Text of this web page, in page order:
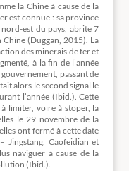
la Chine à cause de la
est connue : sa province
est du pays, abrite 7
(Duggan, 2015). La
des minerais de fer et
à la fin de l’année
passant de
alors le second signal le
l’année (Ibid.). Cette
limiter, voire à stoper, la
le 29 novembre de la
ont fermé à cette date
Jingstang, Caofeidian et
naviguer à cause de la
(Ibid.).